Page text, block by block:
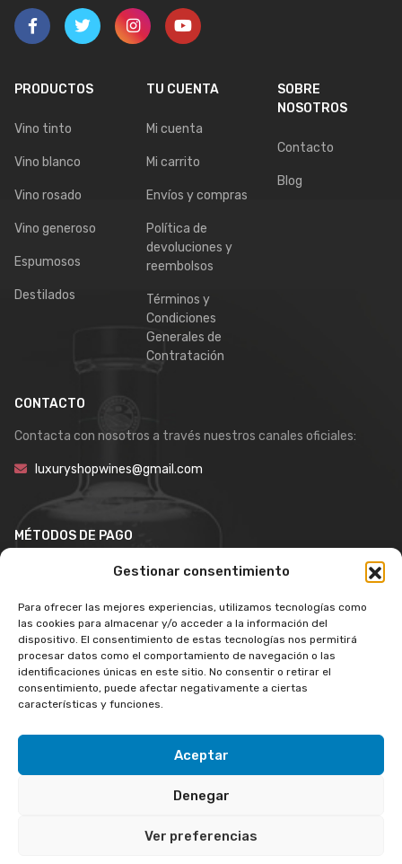
Gestionar consentimiento
Para ofrecer las mejores experiencias, utilizamos tecnologías como
las cookies para almacenar y/o acceder a la información del
dispositivo. El consentimiento de estas tecnologías nos permitirá
procesar datos como el comportamiento de navegación o las
identificaciones únicas en este sitio. No consentir o retirar el
consentimiento, puede afectar negativamente a ciertas
características y funciones.
Aceptar
Denegar
Ver preferencias
PRODUCTOS
Vino tinto
Vino blanco
Vino rosado
Vino generoso
Espumosos
Destilados
TU CUENTA
Mi cuenta
Mi carrito
Envíos y compras
Política de
devoluciones y
reembolsos
Términos y
Condiciones
Generales de
Contratación
SOBRE
NOSOTROS
Contacto
Blog
CONTACTO
Contacta con nosotros a través nuestros canales oficiales:
luxuryshopwines@gmail.com
MÉTODOS DE PAGO
reservados.
Aviso legal
Política de privacidad